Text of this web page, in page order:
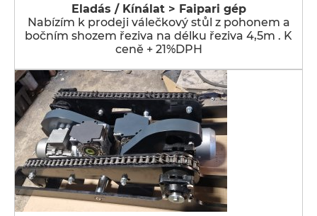
Eladás / Kínálat > Faipari gép
Nabízím k prodeji válečkový stůl z pohonem a
bočním shozem řeziva na délku řeziva 4,5m . K
ceně + 21%DPH